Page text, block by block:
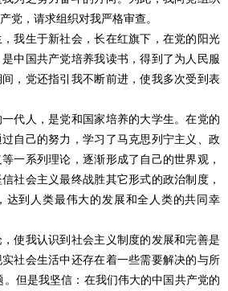
党，请求组织对我严格审查。
生于新社会，长在红旗下，在党的阳光
中国共产党培养我读书，得到了为人民服
间，党还指引我不断前进，使我多次受到表
人，是党和国家培养的大学生。在党的
自己的努力，学习了马克思列宁主义、政
一系列理论，逐渐形成了自己的世界观，
社会主义最终战胜其它形式的政治制度，
达到人类最伟大的发展和全人类的共同幸
我认识到社会主义制度的发展和完善是
社会生活中还存在着一些需要解决的与所
但是我坚信：在我们伟大的中国共产党的